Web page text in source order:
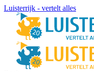
Luisterrijk - vertelt alles